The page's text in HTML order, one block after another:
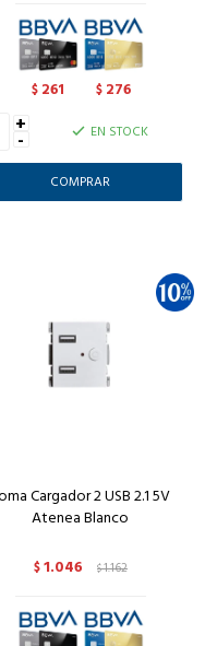
$ 261 $ 276
+
- EN STOCK
Cargador 2 USB 2.1 5V
Atenea Blanco
$1.046 $1.162